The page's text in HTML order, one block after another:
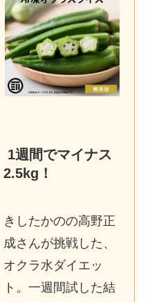
1週間でマイナス
2.5kg ！
きしたかのの高野正
成さんが挑戦した、
オクラ水ダイエッ
ト。一週間試した結